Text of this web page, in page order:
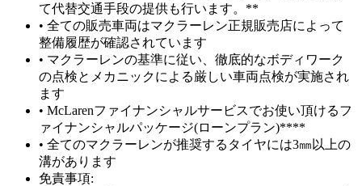
て代替交通手段の提供も行います。**
• 全ての販売車両はマクラーレン正規販売店によって
整備履歴が確認されています
• マクラーレンの基準に従い、徹底的なボディワーク
の点検とメカニックによる厳しい車両点検が実施され
ます
• McLarenファイナンシャルサービスでお使い頂けるフ
ァイナンシャルパッケージ(ローンプラン)****
• 全てのマクラーレンが推奨するタイヤには3㎜以上の
溝があります
免責事項: